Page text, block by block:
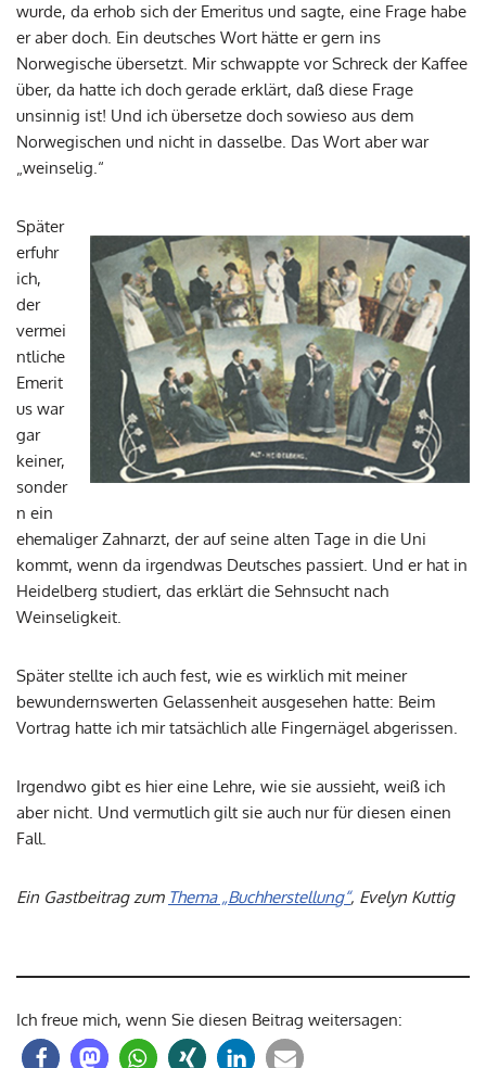
wurde, da erhob sich der Emeritus und sagte, eine Frage habe
er aber doch. Ein deutsches Wort hätte er gern ins
Norwegische übersetzt. Mir schwappte vor Schreck der Kaffee
über, da hatte ich doch gerade erklärt, daß diese Frage
unsinnig ist! Und ich übersetze doch sowieso aus dem
Norwegischen und nicht in dasselbe. Das Wort aber war
„weinselig.“
Später
erfuhr
ich,
der
vermei
ntliche
Emerit
us war
gar
keiner,
sonder
n ein
ehemaliger Zahnarzt, der auf seine alten Tage in die Uni
kommt, wenn da irgendwas Deutsches passiert. Und er hat in
Heidelberg studiert, das erklärt die Sehnsucht nach
Weinseligkeit.
Später stellte ich auch fest, wie es wirklich mit meiner
bewundernswerten Gelassenheit ausgesehen hatte: Beim
Vortrag hatte ich mir tatsächlich alle Fingernägel abgerissen.
Irgendwo gibt es hier eine Lehre, wie sie aussieht, weiß ich
aber nicht. Und vermutlich gilt sie auch nur für diesen einen
Fall.
Ein Gastbeitrag zum Thema „Buchherstellung“, Evelyn Kuttig
Ich freue mich, wenn Sie diesen Beitrag weitersagen: